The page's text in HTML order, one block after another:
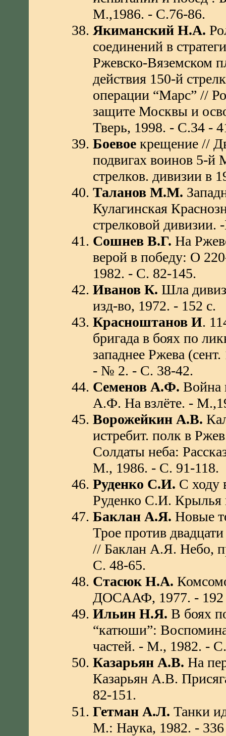
М.,1986. - С.76-86.
Якиманский Н.А.
соединений в
Ржевско-Вяземском
действия 150-й
операции “Марс” //
защите Москвы и
Тверь, 1998. - С.34 -
Боевоекрещение //
подвигах воинов 5-
стрелков. дивизии в
Таланов М.М.
Кулагинская
стрелковой дивизии.
Сошнев В.Г. На
верой в победу: О
1982. - С. 82-145.
Иванов К. Шла
изд-во, 1972. - 152 с.
Красноштанов И.
бригада в боях по
западнее Ржева
- № 2. - C. 38-42.
Семенов А.Ф. Война
А.Ф. На взлёте. -
Ворожейкин А.В.
истребит. полк в
Солдаты неба:
М., 1986. - С. 91-118.
Руденко С.И. С ходу
Руденко С.И.
Баклан А.Я. Новые
Трое против
// Баклан А.Я. Небо,
С. 48-65.
Стасюк Н.А.
ДОСААФ, 1977. - 192
Ильин Н.Я. В боях
“катюши”:
частей. - М., 1982. -
Казарьян А.В. На
Казарьян А.В.
82-151.
Гетман А.Л. Танки
М.: Наука, 1982. -